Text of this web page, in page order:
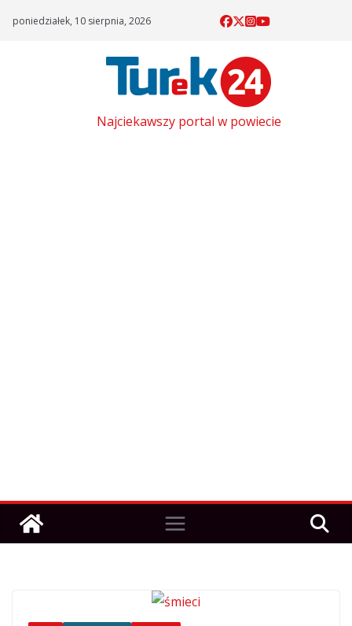
poniedziałek, 10 sierpnia, 2026
Najciekawszy portal w powiecie